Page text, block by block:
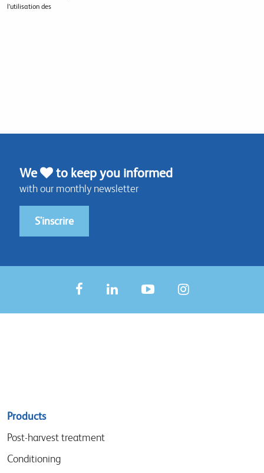
l’utilisation des
We to keep you informed
with our monthly newsletter
S'inscrire
Sitemap
menu
Products
Post-harvest treatment
Conditioning